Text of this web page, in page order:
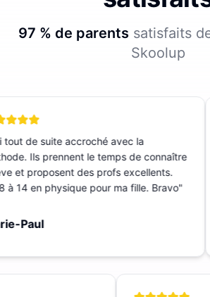
97 % de parentssatisfaits
Skoolup
de suite accroché avec la
Ils prennent le temps de connaître
et proposent des profs excellents.
à 14 en physique pour ma fille. Bravo"
Paul